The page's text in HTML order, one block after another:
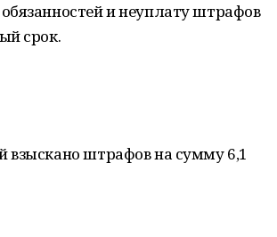
и неуплату штрафов
срок.
взыскано штрафов на сумму 6,1